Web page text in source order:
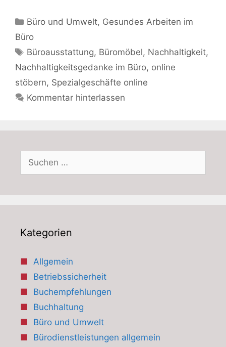
Kategorien
Büro und Umwelt, Gesundes Arbeiten im
Büro
Schlagwörter
Büroausstattung, Büromöbel, Nachhaltigkeit,
Nachhaltigkeitsgedanke im Büro, online
stöbern, Spezialgeschäfte online
Kommentar hinterlassen
Suchen
nach:
Kategorien
Allgemein
Betriebssicherheit
Buchempfehlungen
Buchhaltung
Büro und Umwelt
Bürodienstleistungen allgemein